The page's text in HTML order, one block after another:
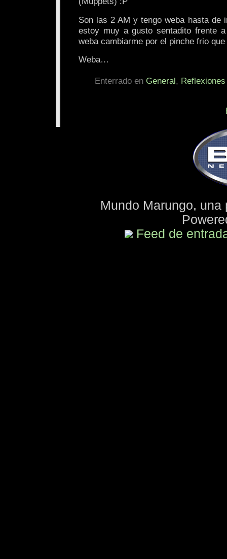
Son las 2 AM y tengo weba hasta de
estoy muy a gusto sentadito frente
weba cambiarme por el pinche frio
Weba…
Enterrado en General, Reflexiones
Mundo Marungo,
Feed de